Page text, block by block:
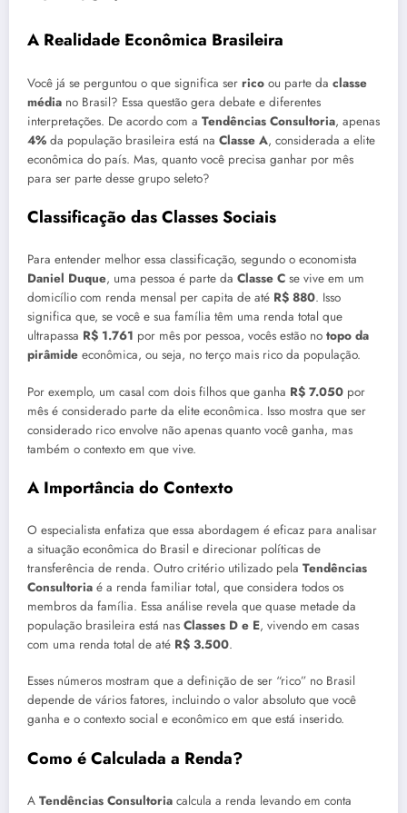
A Realidade Econômica Brasileira
Você já se perguntou o que significa ser rico ou parte da classe
média no Brasil? Essa questão gera debate e diferentes
interpretações. De acordo com a Tendências Consultoria, apenas
4% da população brasileira está na Classe A, considerada a elite
econômica do país. Mas, quanto você precisa ganhar por mês
para ser parte desse grupo seleto?
Classificação das Classes Sociais
Para entender melhor essa classificação, segundo o economista
Daniel Duque, uma pessoa é parte da Classe C se vive em um
domicílio com renda mensal per capita de até R$ 880. Isso
significa que, se você e sua família têm uma renda total que
ultrapassa R$ 1.761 por mês por pessoa, vocês estão no topo da
pirâmide econômica, ou seja, no terço mais rico da população.
Por exemplo, um casal com dois filhos que ganha R$ 7.050 por
mês é considerado parte da elite econômica. Isso mostra que ser
considerado rico envolve não apenas quanto você ganha, mas
também o contexto em que vive.
A Importância do Contexto
O especialista enfatiza que essa abordagem é eficaz para analisar
a situação econômica do Brasil e direcionar políticas de
transferência de renda. Outro critério utilizado pela Tendências
Consultoria é a renda familiar total, que considera todos os
membros da família. Essa análise revela que quase metade da
população brasileira está nas Classes D e E, vivendo em casas
com uma renda total de até R$ 3.500.
Esses números mostram que a definição de ser “rico” no Brasil
depende de vários fatores, incluindo o valor absoluto que você
ganha e o contexto social e econômico em que está inserido.
Como é Calculada a Renda?
A Tendências Consultoria calcula a renda levando em conta